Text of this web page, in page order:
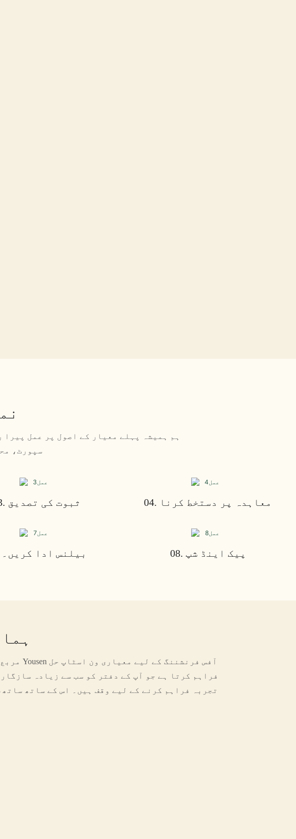
ہم ہمیشہ پہلے معیار کے اصول پر عمل
سپورٹ،
03. ثبوت کی تصدیق 04. معاہدہ پر دستخط کرنا
07. بیلنس ادا کریں۔ 08. پیک اینڈ شپ
فراہم کرتا ہے جو آپ کے دفتر کو سب سے زیادہ
تجربہ فراہم کرنے کے لیے وقف ہیں۔ اس کے ساتھ